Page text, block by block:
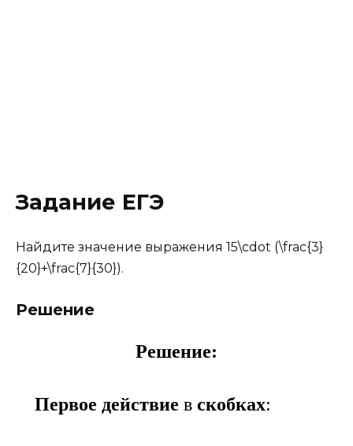
Задание ЕГЭ
Найдите значение выражения 15\cdot (\frac{3}
{20}+\frac{7}{30}).
Решение
Решение:
Первое действие в скобках: